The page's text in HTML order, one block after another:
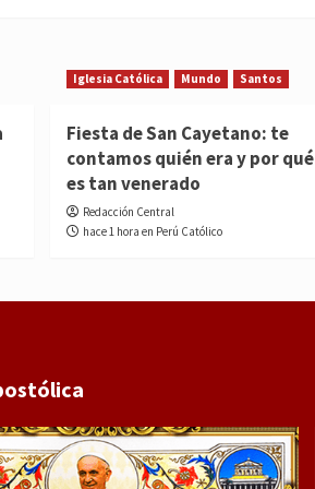
Iglesia Católica Mundo Santos
Fiesta de San Cayetano: te
contamos quién era y por qué
es tan venerado
Redacción Central
hace 1 hora en Perú Católico